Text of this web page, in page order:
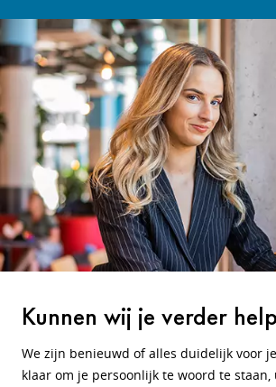
Kunnen wij je verder
We zijn benieuwd of alles duidelijk voor
klaar om je persoonlijk te woord te